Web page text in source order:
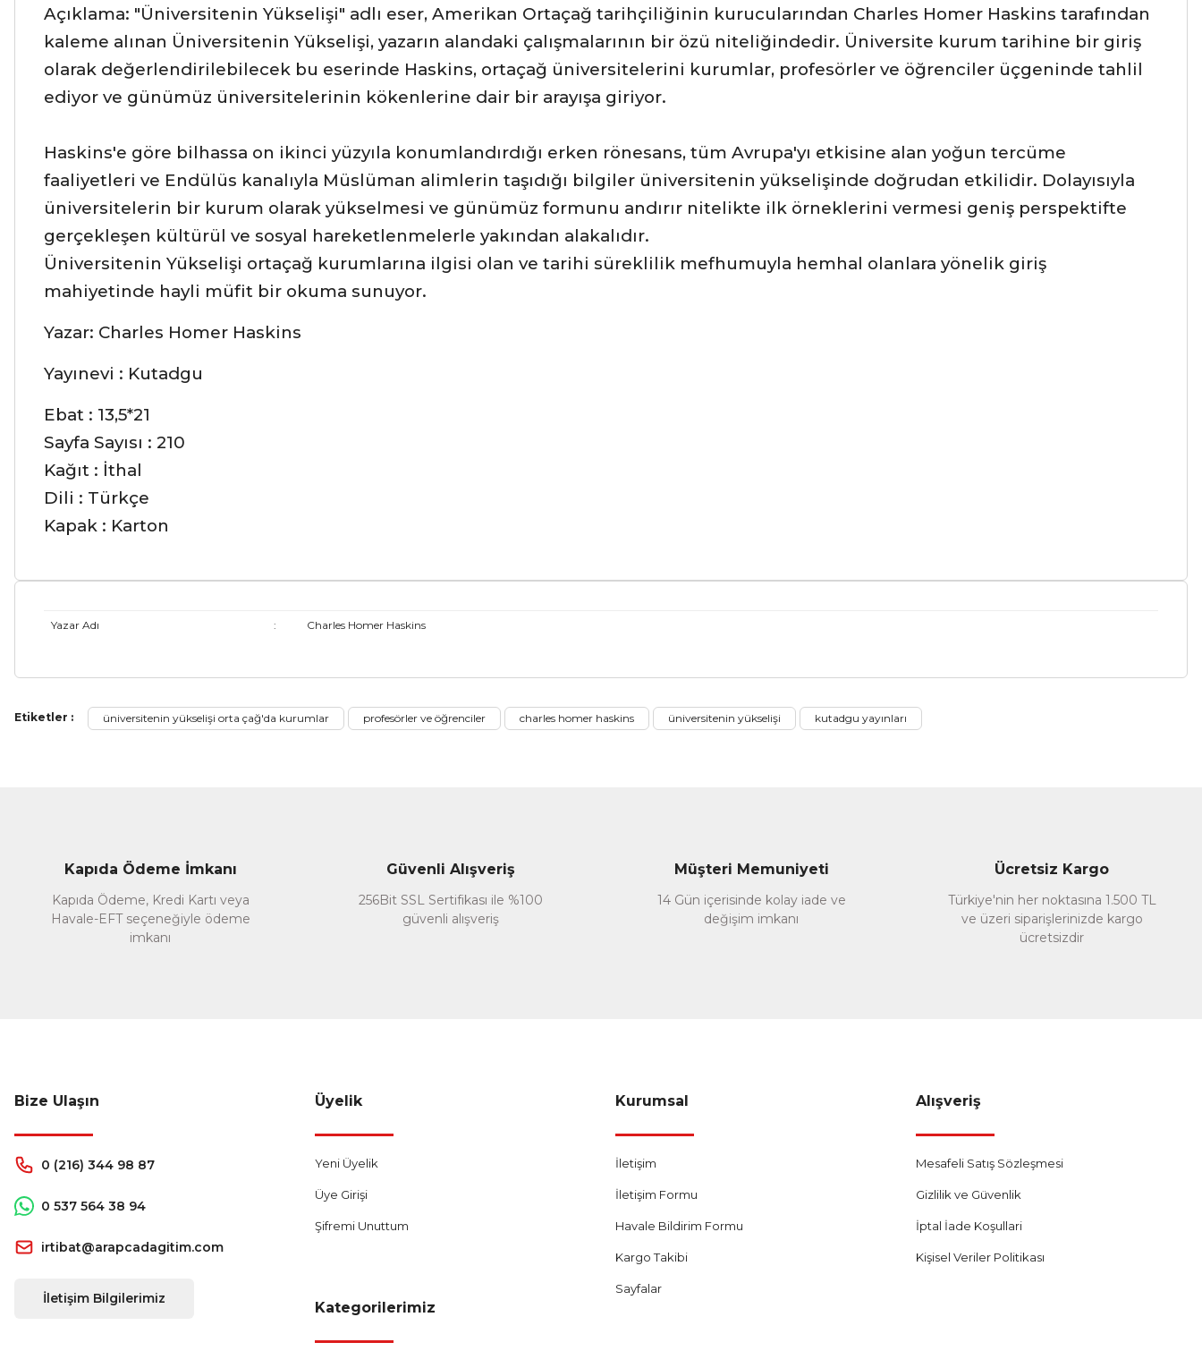
Açıklama: "Üniversitenin Yükselişi" adlı eser, Amerikan Ortaçağ tarihçiliğinin kurucularından Charles Homer Haskins tarafından
kaleme alınan Üniversitenin Yükselişi, yazarın alandaki çalışmalarının bir özü niteliğindedir. Üniversite kurum tarihine bir giriş
olarak değerlendirilebilecek bu eserinde Haskins, ortaçağ üniversitelerini kurumlar, profesörler ve öğrenciler üçgeninde tahlil
ediyor ve günümüz üniversitelerinin kökenlerine dair bir arayışa giriyor.
Haskins'e göre bilhassa on ikinci yüzyıla konumlandırdığı erken rönesans, tüm Avrupa'yı etkisine alan yoğun tercüme
faaliyetleri ve Endülüs kanalıyla Müslüman alimlerin taşıdığı bilgiler üniversitenin yükselişinde doğrudan etkilidir. Dolayısıyla
üniversitelerin bir kurum olarak yükselmesi ve günümüz formunu andırır nitelikte ilk örneklerini vermesi geniş perspektifte
gerçekleşen kültürül ve sosyal hareketlenmelerle yakından alakalıdır.
Üniversitenin Yükselişi ortaçağ kurumlarına ilgisi olan ve tarihi süreklilik mefhumuyla hemhal olanlara yönelik giriş
mahiyetinde hayli müfit bir okuma sunuyor.
Yazar: Charles Homer Haskins
Yayınevi : Kutadgu
Ebat : 13,5*21
Sayfa Sayısı : 210
Kağıt : İthal
Dili : Türkçe
Kapak : Karton
Yazar Adı : Charles Homer Haskins
Bu ürünün fiyat bilgisi, resim, ürün açıklamalarında ve diğer konularda yetersiz gördüğünüz noktaları öneri formunu kullanarak tarafımıza iletebilirsiniz.
Görüş ve önerileriniz için teşekkür ederiz.
Bu ürüne benzer farklı alternatifler olmalı.
Etiketler : üniversitenin yükselişi orta çağ'da kurumlar profesörler ve öğrenciler charles homer haskins üniversitenin yükselişi kutadgu yayınları
Kapıda Ödeme İmkanı
Kapıda Ödeme, Kredi Kartı veya
Havale-EFT seçeneğiyle ödeme
imkanı
Güvenli Alışveriş
256Bit SSL Sertifikası ile %100
güvenli alışveriş
Müşteri Memuniyeti
14 Gün içerisinde kolay iade ve
değişim imkanı
Ücretsiz Kargo
Türkiye'nin her noktasına 1.500 TL
ve üzeri siparişlerinizde kargo
ücretsizdir
Bize Ulaşın
0 (216) 344 98 87
0 537 564 38 94
irtibat@arapcadagitim.com
İletişim Bilgilerimiz
Üyelik
Yeni Üyelik
Üye Girişi
Şifremi Unuttum
Kurumsal
İletişim
İletişim Formu
Havale Bildirim Formu
Kargo Takibi
Sayfalar
Alışveriş
Mesafeli Satış Sözleşmesi
Gizlilik ve Güvenlik
İptal İade Koşullari
Kişisel Veriler Politikası
Kategorilerimiz